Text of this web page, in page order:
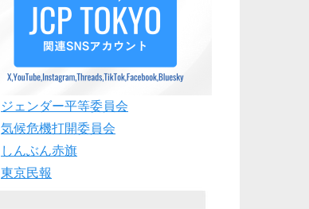
ジェンダー平等委員会
気候危機打開委員会
しんぶん赤旗
東京民報